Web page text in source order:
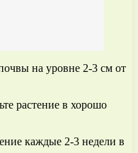
на уровне 2-3 см от
растение в хорошо
каждые 2-3 недели в